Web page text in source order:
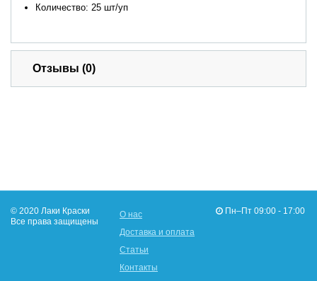
Количество: 25 шт/уп
Отзывы (0)
© 2020 Лаки Краски
Все права защищены
О нас
Доставка и оплата
Статьи
Контакты
Пн–Пт 09:00 - 17:00